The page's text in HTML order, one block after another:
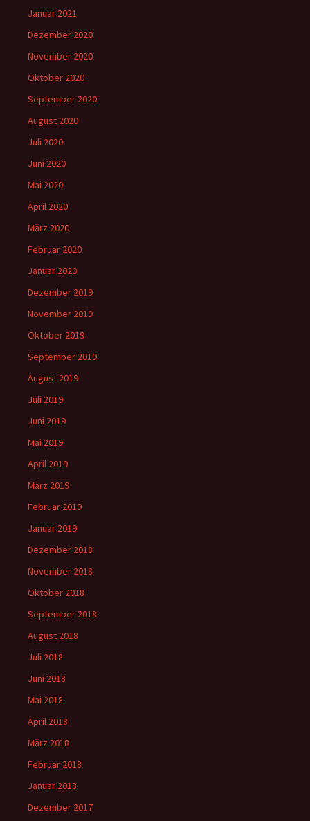
Januar 2021
Dezember 2020
November 2020
Oktober 2020
September 2020
August 2020
Juli 2020
Juni 2020
Mai 2020
April 2020
März 2020
Februar 2020
Januar 2020
Dezember 2019
November 2019
Oktober 2019
September 2019
August 2019
Juli 2019
Juni 2019
Mai 2019
April 2019
März 2019
Februar 2019
Januar 2019
Dezember 2018
November 2018
Oktober 2018
September 2018
August 2018
Juli 2018
Juni 2018
Mai 2018
April 2018
März 2018
Februar 2018
Januar 2018
Dezember 2017